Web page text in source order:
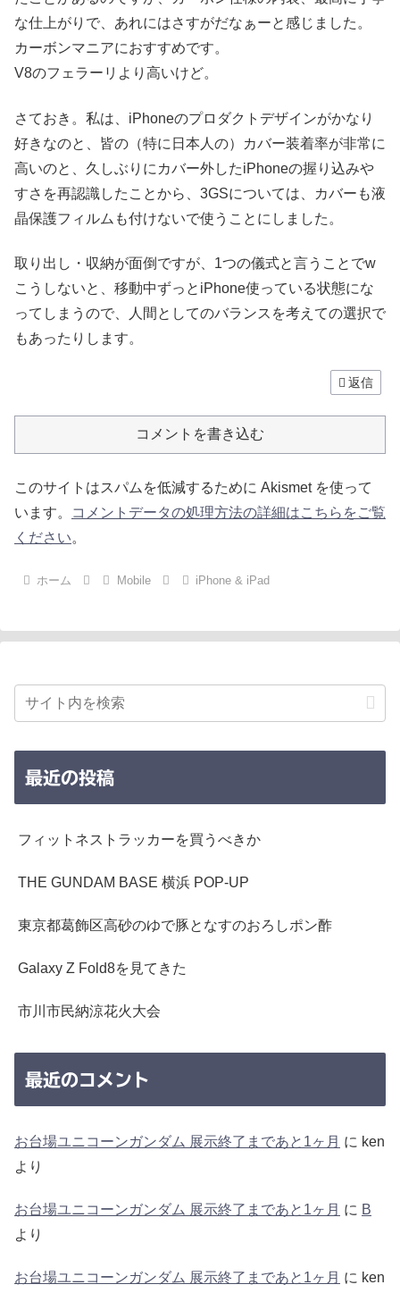
な仕上がりで、あれにはさすがだなぁーと感じました。
カーボンマニアにおすすめです。
V8のフェラーリより高いけど。
さておき。私は、iPhoneのプロダクトデザインがかなり
好きなのと、皆の（特に日本人の）カバー装着率が非常に
高いのと、久しぶりにカバー外したiPhoneの握り込みや
すさを再認識したことから、3GSについては、カバーも液
晶保護フィルムも付けないで使うことにしました。
取り出し・収納が面倒ですが、1つの儀式と言うことでw
こうしないと、移動中ずっとiPhone使っている状態にな
ってしまうので、人間としてのバランスを考えての選択で
もあったりします。
返信
コメントを書き込む
このサイトはスパムを低減するために Akismet を使って
います。
コメントデータの処理方法の詳細はこちらをご覧
ください。
ホーム Mobile iPhone & iPad
最近の投稿
フィットネストラッカーを買うべきか
THE GUNDAM BASE 横浜 POP-UP
東京都葛飾区高砂のゆで豚となすのおろしポン酢
Galaxy Z Fold8を見てきた
市川市民納涼花火大会
最近のコメント
お台場ユニコーンガンダム 展示終了まであと1ヶ月 に ken
より
お台場ユニコーンガンダム 展示終了まであと1ヶ月 に B
より
お台場ユニコーンガンダム 展示終了まであと1ヶ月 に ken